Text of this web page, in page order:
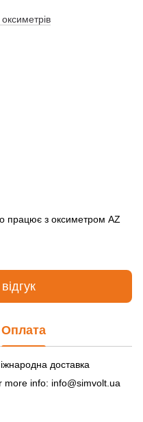
працює з оксиметром AZ
Оплата
доставка
more info: info@simvolt.ua